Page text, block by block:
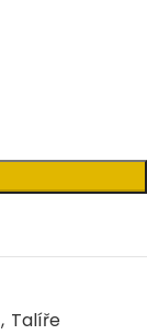
, Talíře